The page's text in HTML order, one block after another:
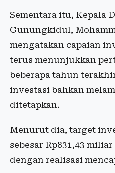
Sementara itu, Kepala
Gunungkidul,
mengatakan capaian
terus menunjukkan
beberapa tahun
investasi bahkan
ditetapkan.
Menurut dia, target
sebesar Rp831,43
dengan realisasi